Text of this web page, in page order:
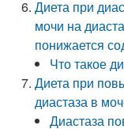
Диета при
мочи на
понижается
Что такое
Диета при
диастаза в
Диастаза